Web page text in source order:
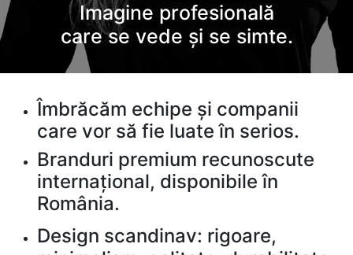
Imagine profesională
care se vede și se simte.
Îmbrăcăm echipe și companii
care vor să fie luate în serios.
Branduri premium recunoscute
internațional, disponibile în
România.
Design scandinav: rigoare,